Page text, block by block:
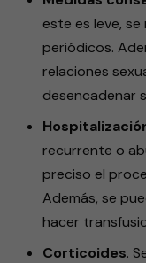
este es leve,
periódicos.
relaciones
desencadenar
recurrente o
preciso el
Además, se
hacer
Corticoides.